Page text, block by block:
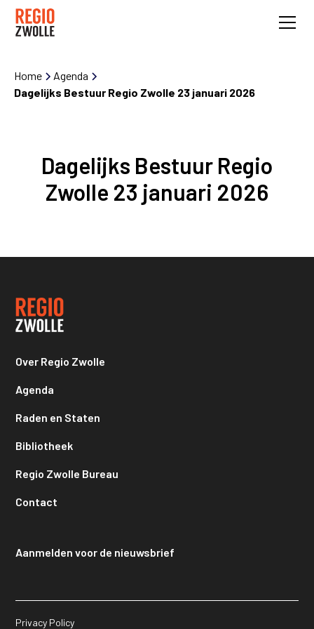
Home
Agenda
Dagelijks Bestuur Regio Zwolle 23 januari 2026
Dagelijks Bestuur Regio
Zwolle 23 januari 2026
Over Regio Zwolle
Agenda
Raden en Staten
Bibliotheek
Regio Zwolle Bureau
Contact
Aanmelden voor de nieuwsbrief
Privacy Policy